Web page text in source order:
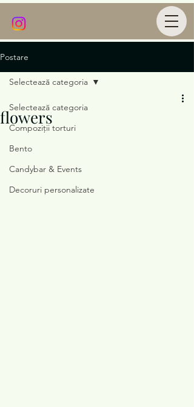
Postare
Selectează categoria
Compoziții torturi
Bento
Candybar & Events
Decoruri personalizate
Selectează categoria
flowers